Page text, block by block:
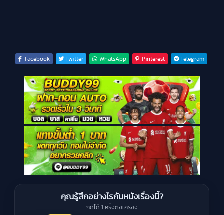
Facebook Twitter WhatsApp Pinterest Telegram
คุณรู้สึกอย่างไรกับหนังเรื่องนี้?
กดได้ 1 ครั้งต่อเครื่อง